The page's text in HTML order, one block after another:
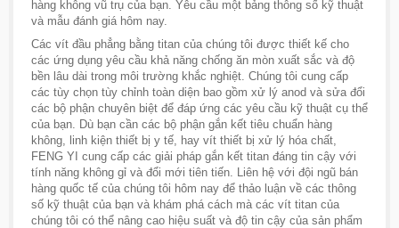
hàng không vũ trụ của bạn. Yêu cầu một bảng thông số kỹ thuật
và mẫu đánh giá hôm nay.
Các vít đầu phẳng bằng titan của chúng tôi được thiết kế cho
các ứng dụng yêu cầu khả năng chống ăn mòn xuất sắc và độ
bền lâu dài trong môi trường khắc nghiệt. Chúng tôi cung cấp
các tùy chọn tùy chỉnh toàn diện bao gồm xử lý anod và sửa đổi
các bộ phận chuyên biệt để đáp ứng các yêu cầu kỹ thuật cụ thể
của bạn. Dù bạn cần các bộ phận gắn kết tiêu chuẩn hàng
không, linh kiện thiết bị y tế, hay vít thiết bị xử lý hóa chất,
FENG YI cung cấp các giải pháp gắn kết titan đáng tin cậy với
tính năng không gỉ và đổi mới tiên tiến. Liên hệ với đội ngũ bán
hàng quốc tế của chúng tôi hôm nay để thảo luận về các thông
số kỹ thuật của bạn và khám phá cách mà các vít titan của
chúng tôi có thể nâng cao hiệu suất và độ tin cậy của sản phẩm